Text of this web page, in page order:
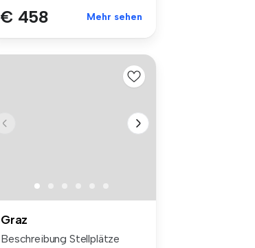
€ 458 Mehr sehen
Graz
Beschreibung Stellplätze